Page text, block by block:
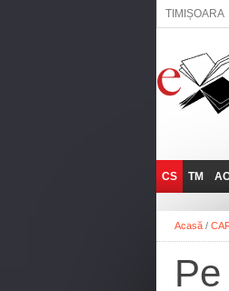
TIMIȘOARA
CS
REȘIȚA
ANINA
TM
Acasă /